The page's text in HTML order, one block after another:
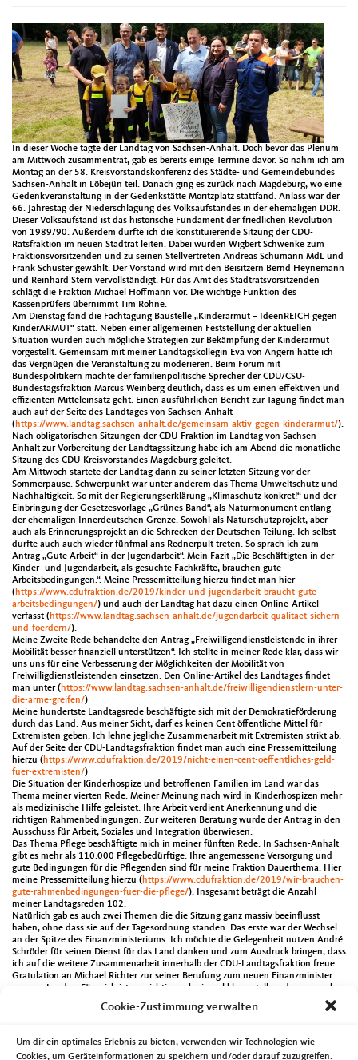
Cookie-Zustimmung verwalten
Um dir ein optimales Erlebnis zu bieten, verwenden wir Technologien wie
Cookies, um Geräteinformationen zu speichern und/oder darauf zuzugreifen.
In dieser Woche tagte der Landtag von Sachsen-Anhalt. Doch bevor das Plenum
am Mittwoch zusammentrat, gab es bereits einige Termine davor. So nahm ich am
Montag an der 58. Kreisvorstandskonferenz des Städte- und Gemeindebundes
Sachsen-Anhalt in Löbejün teil. Danach ging es zurück nach Magdeburg, wo eine
Gedenkveranstaltung in der Gedenkstätte Moritzplatz stattfand. Anlass war der
66. Jahrestag der Niederschlagung des Volksaufstandes in der ehemaligen DDR.
Dieser Volksaufstand ist das historische Fundament der friedlichen Revolution
von 1989/90. Außerdem durfte ich die konstituierende Sitzung der CDU-
Ratsfraktion im neuen Stadtrat leiten. Dabei wurden Wigbert Schwenke zum
Fraktionsvorsitzenden und zu seinen Stellvertreten Andreas Schumann MdL und
Frank Schuster gewählt. Der Vorstand wird mit den Beisitzern Bernd Heynemann
und Reinhard Stern vervollständigt. Für das Amt des Stadtratsvorsitzenden
schlägt die Fraktion Michael Hoffmann vor. Die wichtige Funktion des
Kassenprüfers übernimmt Tim Rohne.
Am Dienstag fand die Fachtagung Baustelle „Kinderarmut – IdeenREICH gegen
KinderARMUT“ statt. Neben einer allgemeinen Feststellung der aktuellen
Situation wurden auch mögliche Strategien zur Bekämpfung der Kinderarmut
vorgestellt. Gemeinsam mit meiner Landtagskollegin Eva von Angern hatte ich
das Vergnügen die Veranstaltung zu moderieren. Beim Forum mit
Bundespolitikern machte der familienpolitische Sprecher der CDU/CSU-
Bundestagsfraktion Marcus Weinberg deutlich, dass es um einen effektiven und
effizienten Mitteleinsatz geht. Einen ausführlichen Bericht zur Tagung findet man
auch auf der Seite des Landtages von Sachsen-Anhalt
( https://www.landtag.sachsen-anhalt.de/gemeinsam-aktiv-gegen-kinderarmut/).
Nach obligatorischen Sitzungen der CDU-Fraktion im Landtag von Sachsen-
Anhalt zur Vorbereitung der Landtagssitzung habe ich am Abend die monatliche
Sitzung des CDU-Kreisvorstandes Magdeburg geleitet.
Am Mittwoch startete der Landtag dann zu seiner letzten Sitzung vor der
Sommerpause. Schwerpunkt war unter anderem das Thema Umweltschutz und
Nachhaltigkeit. So mit der Regierungserklärung „Klimaschutz konkret!“ und der
Einbringung der Gesetzesvorlage „Grünes Band“, als Naturmonument entlang
der ehemaligen Innerdeutschen Grenze. Sowohl als Naturschutzprojekt, aber
auch als Erinnerungsprojekt an die Schrecken der Deutschen Teilung. Ich selbst
durfte auch auch wieder fünfmal ans Rednerpult treten. So sprach ich zum
Antrag „Gute Arbeit“ in der Jugendarbeit“. Mein Fazit „Die Beschäftigten in der
Kinder- und Jugendarbeit, als gesuchte Fachkräfte, brauchen gute
Arbeitsbedingungen.“. Meine Pressemitteilung hierzu findet man hier
( https://www.cdufraktion.de/2019/kinder-und-jugendarbeit-braucht-gute-
arbeitsbedingungen/) und auch der Landtag hat dazu einen Online-Artikel
verfasst ( https://www.landtag.sachsen-anhalt.de/jugendarbeit-qualitaet-sichern-
und-foerdern/).
Meine Zweite Rede behandelte den Antrag „Freiwilligendienstleistende in ihrer
Mobilität besser finanziell unterstützen“. Ich stellte in meiner Rede klar, dass wir
uns uns für eine Verbesserung der Möglichkeiten der Mobilität von
Freiwilligdienstleistenden einsetzen. Den Online-Artikel des Landtages findet
man unter ( https://www.landtag.sachsen-anhalt.de/freiwilligendienstlern-unter-
die-arme-greifen/)
Meine hundertste Landtagsrede beschäftigte sich mit der Demokratieförderung
durch das Land. Aus meiner Sicht, darf es keinen Cent öffentliche Mittel für
Extremisten geben. Ich lehne jegliche Zusammenarbeit mit Extremisten strikt ab.
Auf der Seite der CDU-Landtagsfraktion findet man auch eine Pressemitteilung
hierzu ( https://www.cdufraktion.de/2019/nicht-einen-cent-oeffentliches-geld-
fuer-extremisten/)
Die Situation der Kinderhospize und betroffenen Familien im Land war das
Thema meiner vierten Rede. Meiner Meinung nach wird in Kinderhospizen mehr
als medizinische Hilfe geleistet. Ihre Arbeit verdient Anerkennung und die
richtigen Rahmenbedingungen. Zur weiteren Beratung wurde der Antrag in den
Ausschuss für Arbeit, Soziales und Integration überwiesen.
Das Thema Pflege beschäftigte mich in meiner fünften Rede. In Sachsen-Anhalt
gibt es mehr als 110.000 Pflegebedürftige. Ihre angemessene Versorgung und
gute Bedingungen für die Pflegenden sind für meine Fraktion Dauerthema. Hier
meine Pressemitteilung hierzu ( https://www.cdufraktion.de/2019/wir-brauchen-
gute-rahmenbedingungen-fuer-die-pflege/). Insgesamt beträgt die Anzahl
meiner Landtagsreden 102.
Natürlich gab es auch zwei Themen die die Sitzung ganz massiv beeinflusst
haben, ohne dass sie auf der Tagesordnung standen. Das erste war der Wechsel
an der Spitze des Finanzministeriums. Ich möchte die Gelegenheit nutzen André
Schröder für seinen Dienst für das Land danken und zum Ausdruck bringen, dass
ich auf die weitere Zusammenarbeit innerhalb der CDU-Landtagsfraktion freue.
Gratulation an Michael Richter zur seiner Berufung zum neuen Finanzminister
unseres Landes. Für mich ist es wichtig noch einmal klarzustellen, dass es auch
bei Personalentscheidung extrem wichtig ist darauf zu achten, dass alle
Beteiligten mit erhobenen Hauptes aus der Sache gehen und die Regeln des
Mitglieder meiner Landtagsfraktion. Man kann über dieses Papier denken was
man möchte, mancher der dort aufgeführten Punkte ist sicher